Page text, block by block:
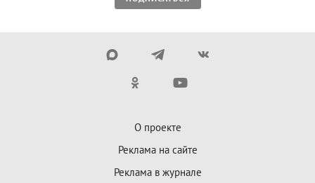
О проекте
Реклама на сайте
Реклама в журнале